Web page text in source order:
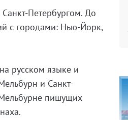
Петербургом. До
с городами: Нью-Йорк,
русском языке и
и Санкт-
пишущих